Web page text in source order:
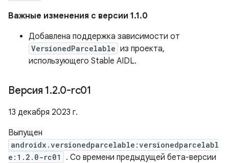
Важные изменения с версии 1.1.0
Добавлена ​​поддержка зависимости от
VersionedParcelable из проекта,
использующего Stable AIDL.
Версия 1.2.0-rc01
13 декабря 2023 г.
Выпущен
androidx.versionedparcelable:versionedparcelabl
e:1.2.0-rc01
. Со времени предыдущей бета-версии